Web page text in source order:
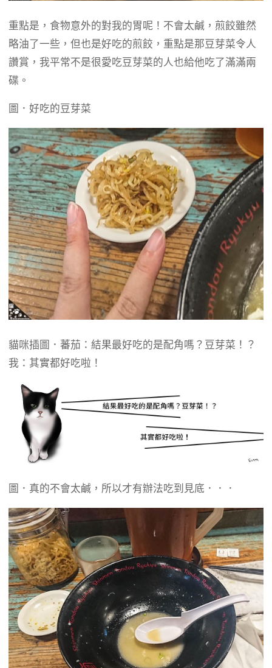
重點是，食物意外的對我的胃呢！不會太鹹，煎餃雖然
略油了一些，但也是好吃的煎餃，重點是那豆芽菜令人
讚賞，我平常不是很愛吃豆芽菜的人也給他吃了滿滿兩
碟。
圖．好吃的豆芽菜
貓咪插圖．蕃茄：結果最好吃的是配角嗎？豆芽菜！？
我：其實都好吃啦！
圖．真的不會太鹹，所以才有辦法吃到見底．．．